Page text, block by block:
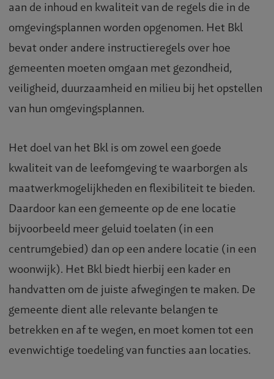
aan de inhoud en kwaliteit van de regels die in de
omgevingsplannen worden opgenomen. Het Bkl
bevat onder andere instructieregels over hoe
gemeenten moeten omgaan met gezondheid,
veiligheid, duurzaamheid en milieu bij het opstellen
van hun omgevingsplannen.
Het doel van het Bkl is om zowel een goede
kwaliteit van de leefomgeving te waarborgen als
maatwerkmogelijkheden en flexibiliteit te bieden.
Daardoor kan een gemeente op de ene locatie
bijvoorbeeld meer geluid toelaten (in een
centrumgebied) dan op een andere locatie (in een
woonwijk). Het Bkl biedt hierbij een kader en
handvatten om de juiste afwegingen te maken. De
gemeente dient alle relevante belangen te
betrekken en af te wegen, en moet komen tot een
evenwichtige toedeling van functies aan locaties.